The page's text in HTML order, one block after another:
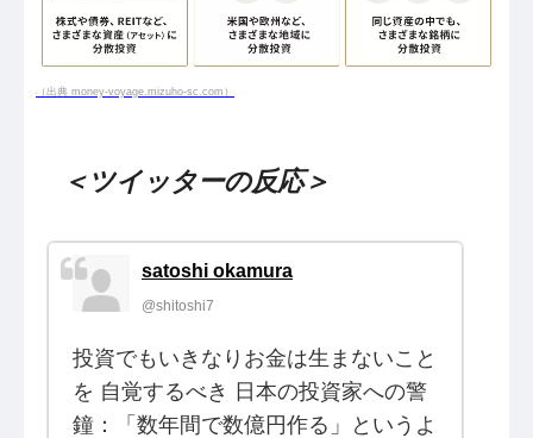
（出典 money-voyage.mizuho-sc.com）
＜ツイッターの反応＞
satoshi okamura
@shitoshi7
投資でもいきなりお金は生まないこと
を 自覚するべき 日本の投資家への警
鐘：「数年間で数億円作る」というよ